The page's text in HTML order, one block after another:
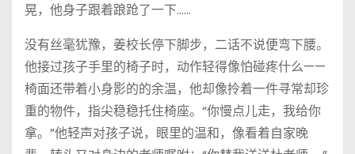
晃，他身子跟着踉跄了一下……
没有丝毫犹豫，姜校长停下脚步，二话不说便弯下腰。
他接过孩子手里的椅子时，动作轻得像怕碰疼什么——
椅面还带着小身影的的余温，他却像拎着一件寻常却珍
重的物件，指尖稳稳托住椅座。“你慢点儿走，我给你
拿。”他轻声对孩子说，眼里的温和，像看着自家晚